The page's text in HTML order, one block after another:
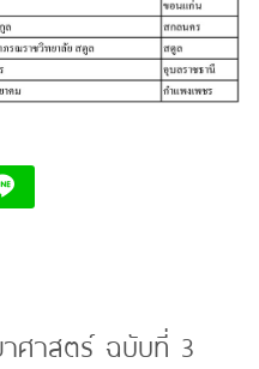
าศาสตร์ ฉบับที่ 3